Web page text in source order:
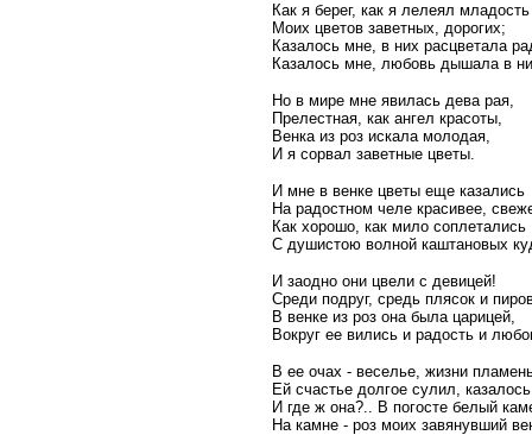
Как я берег, как я лелеял младость
Моих цветов заветных, дорогих;
Казалось мне, в них расцветала
Казалось мне, любовь дышала в
Но в мире мне явилась дева рая,
Прелестная, как ангел красоты,
Венка из роз искала молодая,
И я сорвал заветные цветы.
И мне в венке цветы еще казались
На радостном челе красивее,
Как хорошо, как мило соплетались
С душистою волной каштановых
И заодно они цвели с девицей!
Среди подруг, средь плясок и
В венке из роз она была царицей,
Вокруг ее вились и радость и
В ее очах - веселье, жизни
Ей счастье долгое сулил,
И где ж она?.. В погосте белый
На камне - роз моих завянувший